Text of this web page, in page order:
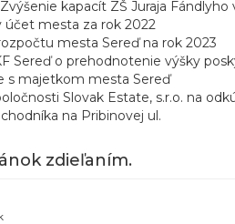
kapacít ZŠ Juraja Fándlyho
účet mesta za rok 2022
mesta Sereď na rok 2023
Sereď o prehodnotenie výšky
s majetkom mesta Sereď
Slovak Estate, s.r.o. na
na Pribinovej ul.
zdieľaním.